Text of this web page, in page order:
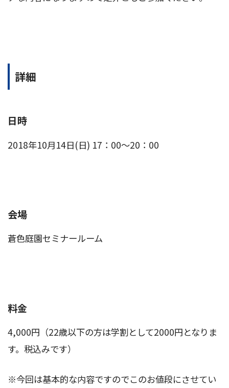
詳細
日時
2018年10月14日(日) 17：00～20：00
会場
蒼色庭園セミナールーム
料金
4,000円（22歳以下の方は学割として2000円となりま
す。税込みです）
※今回は基本的な内容ですのでこのお値段にさせてい